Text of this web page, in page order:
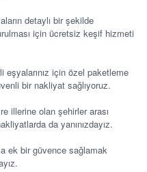
detaylı bir şekilde
için ücretsiz keşif hizmeti
eşyalarınız için özel paketleme
bir nakliyat sağlıyoruz.
illerine olan şehirler arası
da yanınızdayız.
ek bir güvence sağlamak